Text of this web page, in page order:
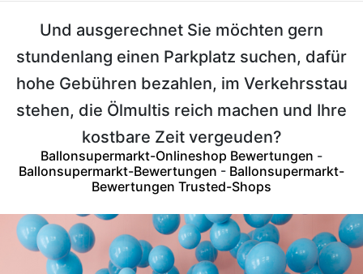
Und ausgerechnet Sie möchten gern
stundenlang einen Parkplatz suchen, dafür
hohe Gebühren bezahlen, im Verkehrsstau
stehen, die Ölmultis reich machen und Ihre
kostbare Zeit vergeuden?
Ballonsupermarkt-Onlineshop Bewertungen -
Ballonsupermarkt-Bewertungen - Ballonsupermarkt-
Bewertungen Trusted-Shops